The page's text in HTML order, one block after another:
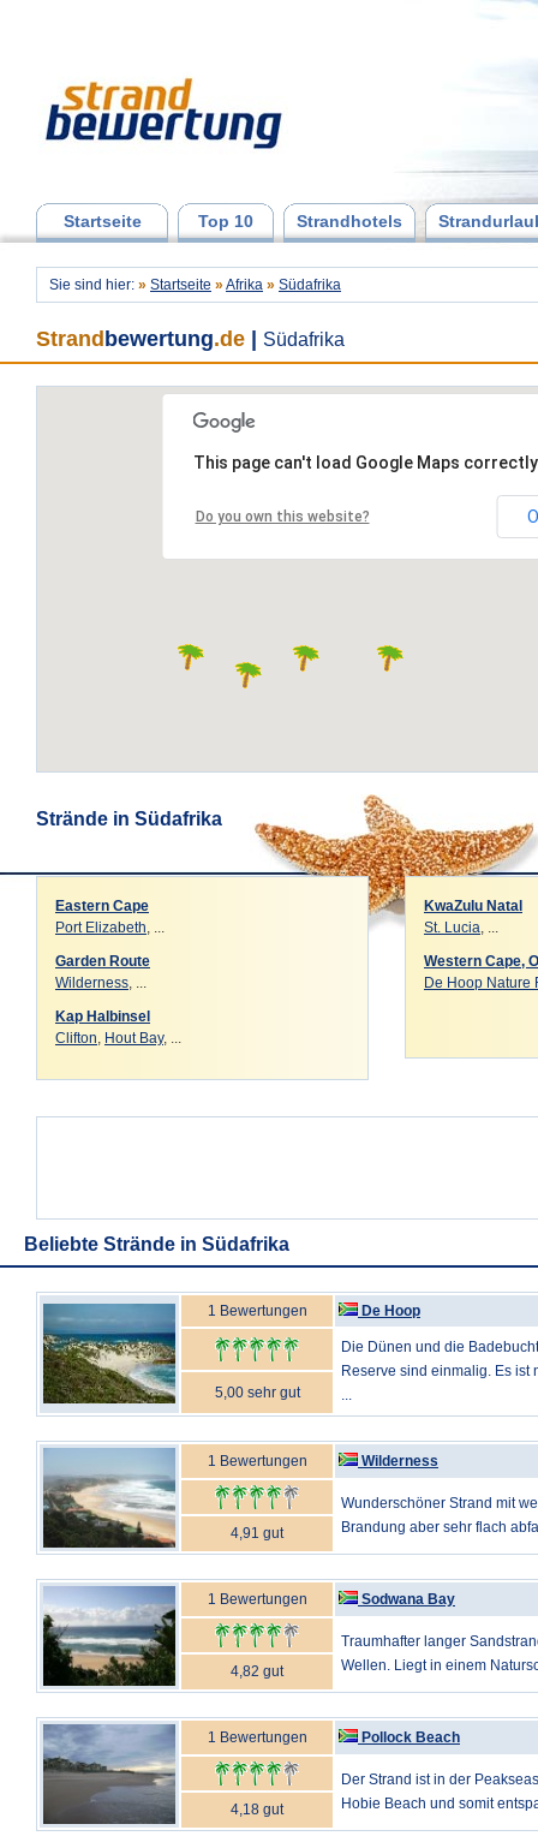
Startseite Top 10 Strandhotels
Sie sind hier: » Startseite » Afrika » Südafrika
Strand bewertung.de Südafrika
This page can't load Google Maps
Do you own this website?
Strände in Südafrika
Eastern Cape
Port Elizabeth, ...
Garden Route
Wilderness, ...
Kap Halbinsel
Clifton, Hout Bay, ...
KwaZulu Natal
St. Lucia, ...
Western Cape,
De Hoop Nature
Beliebte Strände in Südafrika
1 Bewertungen De Hoop
Die Dünen und die
Reserve sind einmalig. Es
...
5,00 sehr gut
1 Bewertungen Wilderness
Wunderschöner Strand mit
Brandung aber sehr flach
4,91 gut
1 Bewertungen Sodwana Bay
Traumhafter langer
Wellen. Liegt in einem
4,82 gut
1 Bewertungen Pollock Beach
Der Strand ist in der
Hobie Beach und somit
4,18 gut